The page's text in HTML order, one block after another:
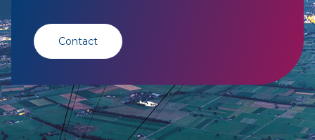
Contact